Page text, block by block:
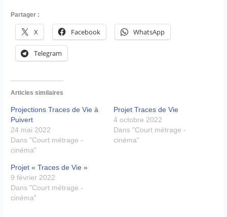
Partager :
X Facebook WhatsApp
Telegram
Articles similaires
Projections Traces de Vie à
Puivert
24 mai 2022
Dans "Court métrage -
cinéma"
Projet Traces de Vie
4 octobre 2022
Dans "Court métrage -
cinéma"
Projet « Traces de Vie »
9 février 2022
Dans "Court métrage -
cinéma"